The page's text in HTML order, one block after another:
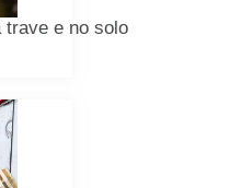
trave e no solo